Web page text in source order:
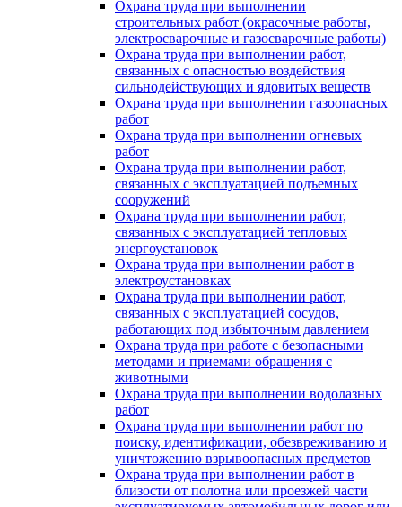
Охрана труда при выполнении
строительных работ (окрасочные работы,
электросварочные и газосварочные работы)
Охрана труда при выполнении работ,
связанных с опасностью воздействия
сильнодействующих и ядовитых веществ
Охрана труда при выполнении газоопасных
работ
Охрана труда при выполнении огневых
работ
Охрана труда при выполнении работ,
связанных с эксплуатацией подъемных
сооружений
Охрана труда при выполнении работ,
связанных с эксплуатацией тепловых
энергоустановок
Охрана труда при выполнении работ в
электроустановках
Охрана труда при выполнении работ,
связанных с эксплуатацией сосудов,
работающих под избыточным давлением
Охрана труда при работе с безопасными
методами и приемами обращения с
животными
Охрана труда при выполнении водолазных
работ
Охрана труда при выполнении работ по
поиску, идентификации, обезвреживанию и
уничтожению взрывоопасных предметов
Охрана труда при выполнении работ в
близости от полотна или проезжей части